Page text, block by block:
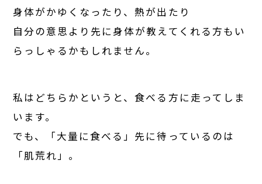
身体がかゆくなったり、熱が出たり
自分の意思より先に身体が教えてくれる方もい
らっしゃるかもしれません。
私はどちらかというと、食べる方に走ってしま
います。
でも、「大量に食べる」先に待っているのは
「肌荒れ」。